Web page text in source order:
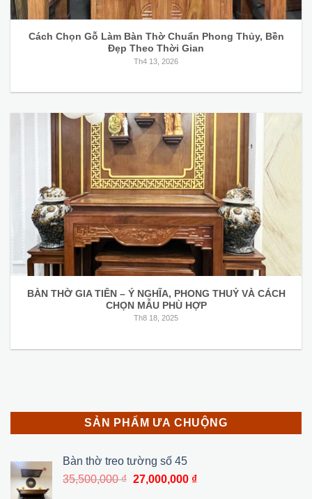
Cách Chọn Gỗ Làm Bàn Thờ Chuẩn Phong Thủy, Bền
Đẹp Theo Thời Gian
Th4 13, 2026
BÀN THỜ GIA TIÊN – Ý NGHĨA, PHONG THUỶ VÀ CÁCH
CHỌN MẪU PHÙ HỢP
Th8 18, 2025
SẢN PHẨM ƯA CHUỘNG
Bàn thờ treo tường số 45
35,500,000₫ Giá
27,000,000 ₫Giá